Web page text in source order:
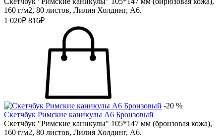
160 г/м2, 80 листов, Лилия Холдинг, А6.
1 020₽ 816₽
-20 %
Скетчбук Римские каникулы А6 Бронзовый
Скетчбук "Римские каникулы" 105*147 мм (бронзовая кожа),
160 г/м2, 80 листов, Лилия Холдинг, А6.